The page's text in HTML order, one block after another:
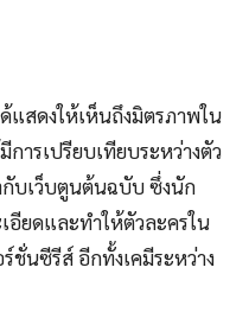
แสดงให้เห็นถึงมิตรภาพใน
การเปรียบเทียบระหว่างตัว
กับเว็บตูนต้นฉบับ ซึ่งนัก
อียดและทำให้ตัวละครใน
ชั่นซีรีส์ อีกทั้งเคมีระหว่าง